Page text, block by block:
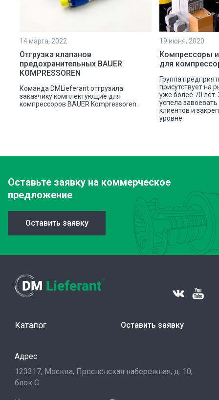
14 марта, 2022
Отгрузка клапанов
предохранительных BAUER
KOMPRESSOREN
Команда DMLieferant отгрузила
заказчику комплектующие для
компрессоров BAUER Kompressoren.
19 июня, 2020
Компрессоры
для
Группа
присутствует на
уже более 70 лет.
успела
клиентов и
уровне.
Оставьте заявку на коммерческое
предложение
Оставить заявку
Каталог Оставить заявку
Адрес
123317, Москва, Пресненская набережная, д. 10,
блок С